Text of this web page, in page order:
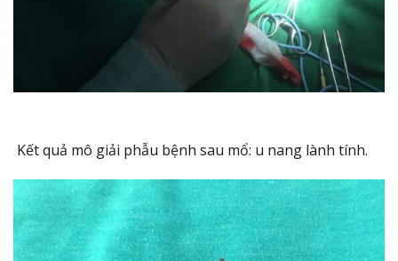
Kết quả mô giải phẫu bệnh sau mổ: u nang lành tính.